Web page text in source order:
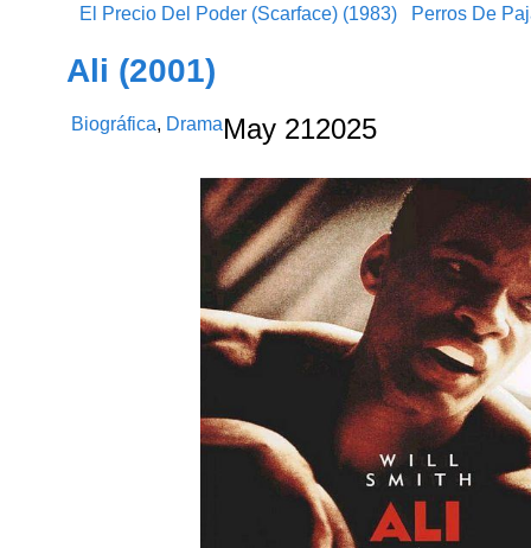
El Precio Del Poder (Scarface) (1983) Perros De
Ali (2001)
Biográfica, DramaMay 212025